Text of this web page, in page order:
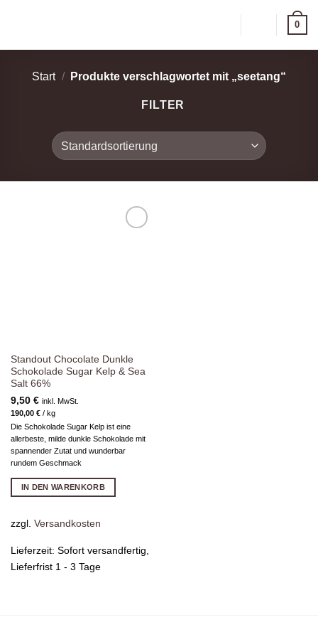
0
Start / Produkte verschlagwortet mit „seetang“
FILTER
Standout Chocolate Dunkle
Schokolade Sugar Kelp & Sea
Salt 66%
9,50 € inkl. MwSt.
190,00 €/ kg
Die Schokolade Sugar Kelp ist eine
allerbeste, milde dunkle Schokolade mit
spannender Zutat und wunderbar
rundem Geschmack
IN DEN WARENKORB
zzgl. Versandkosten
Lieferzeit: Sofort versandfertig,
Lieferfrist 1 - 3 Tage